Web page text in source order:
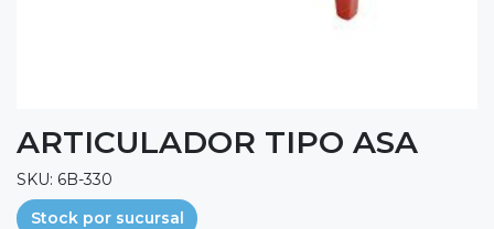
ARTICULADOR TIPO ASA
SKU: 6B-330
Stock por sucursal